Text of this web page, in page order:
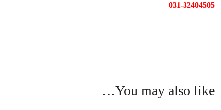
031-32404505
You may also like…